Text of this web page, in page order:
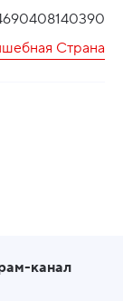
Страна
канал